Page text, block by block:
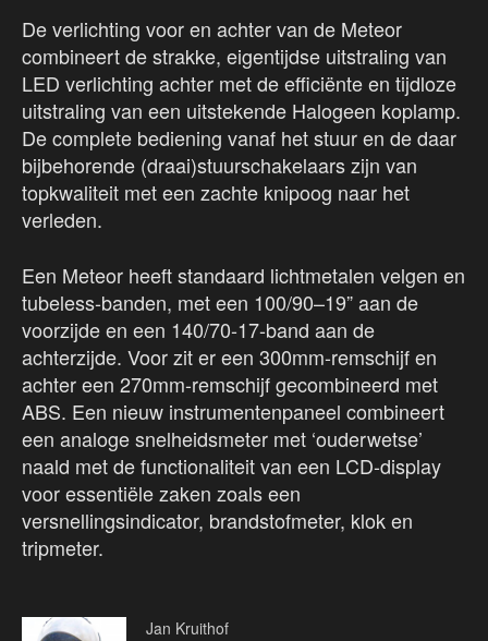
De verlichting voor en achter van de Meteor
combineert de strakke, eigentijdse uitstraling van
LED verlichting achter met de efficiënte en tijdloze
uitstraling van een uitstekende Halogeen koplamp.
De complete bediening vanaf het stuur en de daar
bijbehorende (draai)stuurschakelaars zijn van
topkwaliteit met een zachte knipoog naar het
verleden.
Een Meteor heeft standaard lichtmetalen velgen en
tubeless-banden, met een 100/90–19” aan de
voorzijde en een 140/70-17-band aan de
achterzijde. Voor zit er een 300mm-remschijf en
achter een 270mm-remschijf gecombineerd met
ABS. Een nieuw instrumentenpaneel combineert
een analoge snelheidsmeter met ‘ouderwetse’
naald met de functionaliteit van een LCD-display
voor essentiële zaken zoals een
versnellingsindicator, brandstofmeter, klok en
tripmeter.
Jan Kruithof